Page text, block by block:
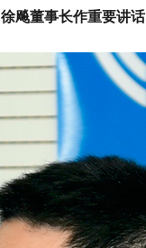
徐飚董事长作重要讲话